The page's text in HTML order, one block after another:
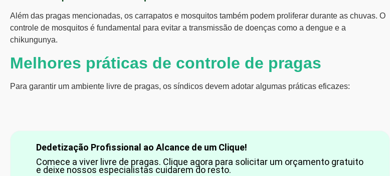
Além das pragas mencionadas, os carrapatos e mosquitos também podem proliferar durante as chuvas. O
controle de mosquitos é fundamental para evitar a transmissão de doenças como a dengue e a
chikungunya.
Melhores práticas de controle de pragas
Para garantir um ambiente livre de pragas, os síndicos devem adotar algumas práticas eficazes:
Dedetização Profissional ao Alcance de um Clique!
Comece a viver livre de pragas. Clique agora para solicitar um orçamento gratuito
e deixe nossos especialistas cuidarem do resto.